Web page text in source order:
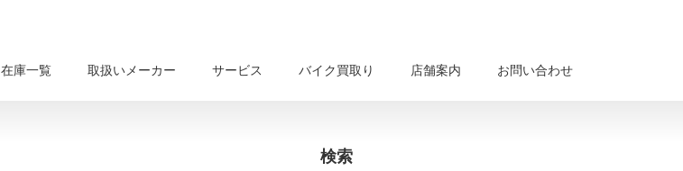
在庫一覧 取扱いメーカー サービス バイク買取り 店舗案内 お問い合わせ
検索